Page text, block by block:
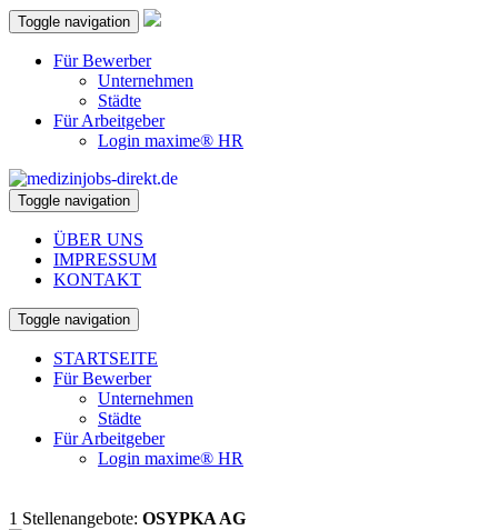
Toggle navigation
Für Bewerber
Unternehmen
Städte
Für Arbeitgeber
Login maxime® HR
Toggle navigation
ÜBER UNS
IMPRESSUM
KONTAKT
Toggle navigation
STARTSEITE
Für Bewerber
Unternehmen
Städte
Für Arbeitgeber
Login maxime® HR
1 Stellenangebote: OSYPKA AG